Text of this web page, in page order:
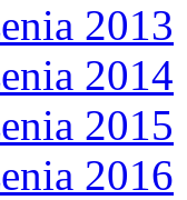
2013
2014
2015
2016